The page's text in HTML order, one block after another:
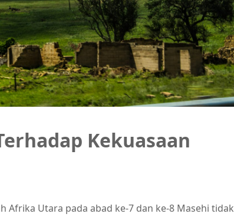
Kekuasaan
Afrika Utara pada abad ke-7 dan ke-8 Masehi tidak